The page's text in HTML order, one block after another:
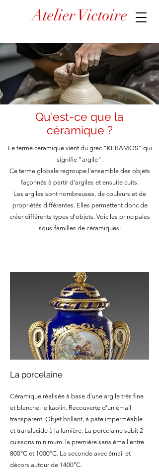
Atelier Victoire
Qu'est-ce que la
céramique ?
Le terme céramique vient du grec "KERAMOS" qui
signifie "argile".
Ce terme globale regroupe l'ensemble des objets
façonnés à partir d'argiles et ensuite cuits.
Les argiles sont nombreuses, de couleurs et de
propriétés différentes. Elles permettent donc de
créer différents types d'objets. Voic les principales
sous-familles de céramiques:
La porcelaine
Céramique réalisée à base d'une argile très fine
et blanche: le kaolin. Recouverte d'un émail
transparent. Objet brillant, à pate imperméable
et translucide à la lumière. La porcelaine subit 2
cuissons minimum. la première sans émail entre
800°C et 1000°C. La seconde avec émail et
décors autour de 1400°C.